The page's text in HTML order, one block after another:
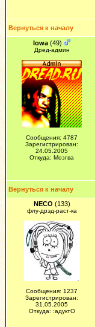
Вернуться к началу
Iowa (49)
Дред-админ
Сообщения: 4787
Зарегистрирован:
24.05.2005
Откуда: Мозгва
Вернуться к началу
NECO (133)
флу-дрэд-раст-ка
Сообщения: 1237
Зарегистрирован:
31.05.2005
Откуда: :адуктО